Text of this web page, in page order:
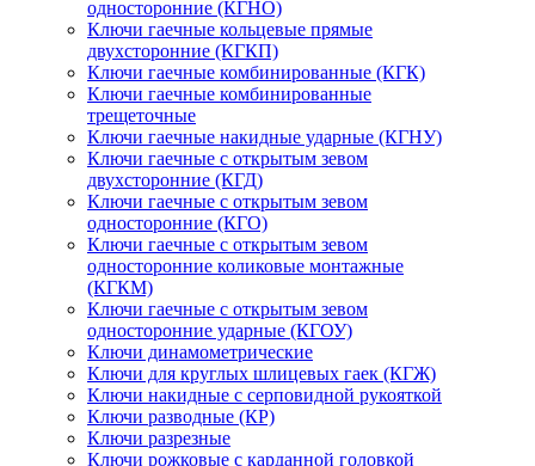
односторонние (КГНО)
Ключи гаечные кольцевые прямые
двухсторонние (КГКП)
Ключи гаечные комбинированные (КГК)
Ключи гаечные комбинированные
трещеточные
Ключи гаечные накидные ударные (КГНУ)
Ключи гаечные с открытым зевом
двухсторонние (КГД)
Ключи гаечные с открытым зевом
односторонние (КГО)
Ключи гаечные с открытым зевом
односторонние коликовые монтажные
(КГКМ)
Ключи гаечные с открытым зевом
односторонние ударные (КГОУ)
Ключи динамометрические
Ключи для круглых шлицевых гаек (КГЖ)
Ключи накидные с серповидной рукояткой
Ключи разводные (КР)
Ключи разрезные
Ключи рожковые с карданной головкой